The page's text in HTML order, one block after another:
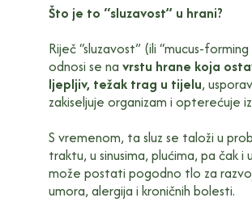
Što je to “sluzavost” u hrani?
Riječ “sluzavost” (ili “mucus-
odnosi se na vrstu hrane koja
ljepljiv, težak trag u tijelu,
zakiseljuje organizam i opterećuje
S vremenom, ta sluz se taloži u
traktu, u sinusima, plućima, pa čak i
može postati pogodno tlo za
umora, alergija i kroničnih bolesti.